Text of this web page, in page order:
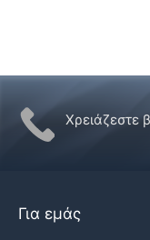
Χρειάζεστε
Για εμάς